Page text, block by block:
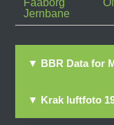
Faaborg
Jernbane
▼ BBR Data for
▼ Krak luftfoto